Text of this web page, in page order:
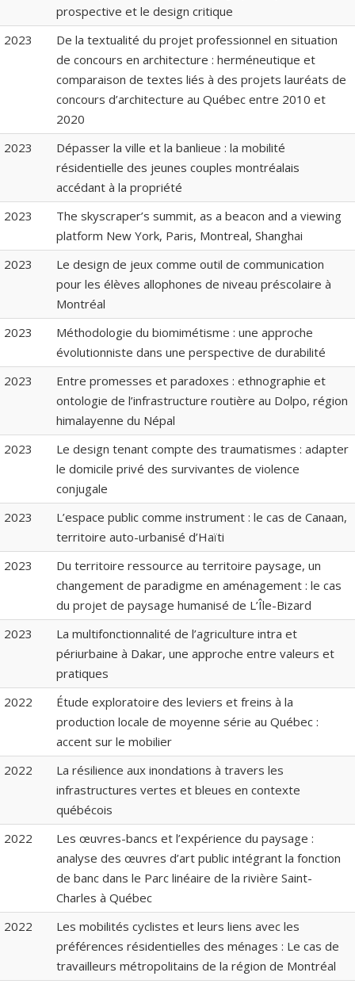
prospective et le design critique
2023
De la textualité du projet professionnel en situation
de concours en architecture : herméneutique et
comparaison de textes liés à des projets lauréats de
concours d’architecture au Québec entre 2010 et
2020
2023
Dépasser la ville et la banlieue : la mobilité
résidentielle des jeunes couples montréalais
accédant à la propriété
2023
The skyscraper’s summit, as a beacon and a viewing
platform New York, Paris, Montreal, Shanghai
2023
Le design de jeux comme outil de communication
pour les élèves allophones de niveau préscolaire à
Montréal
2023
Méthodologie du biomimétisme : une approche
évolutionniste dans une perspective de durabilité
2023
Entre promesses et paradoxes : ethnographie et
ontologie de l’infrastructure routière au Dolpo, région
himalayenne du Népal
2023
Le design tenant compte des traumatismes : adapter
le domicile privé des survivantes de violence
conjugale
2023
L’espace public comme instrument : le cas de Canaan,
territoire auto-urbanisé d’Haïti
2023
Du territoire ressource au territoire paysage, un
changement de paradigme en aménagement : le cas
du projet de paysage humanisé de L’Île-Bizard
2023
La multifonctionnalité de l’agriculture intra et
périurbaine à Dakar, une approche entre valeurs et
pratiques
2022
Étude exploratoire des leviers et freins à la
production locale de moyenne série au Québec :
accent sur le mobilier
2022
La résilience aux inondations à travers les
infrastructures vertes et bleues en contexte
québécois
2022
Les œuvres-bancs et l’expérience du paysage :
analyse des œuvres d’art public intégrant la fonction
de banc dans le Parc linéaire de la rivière Saint-
Charles à Québec
2022
Les mobilités cyclistes et leurs liens avec les
préférences résidentielles des ménages : Le cas de
travailleurs métropolitains de la région de Montréal